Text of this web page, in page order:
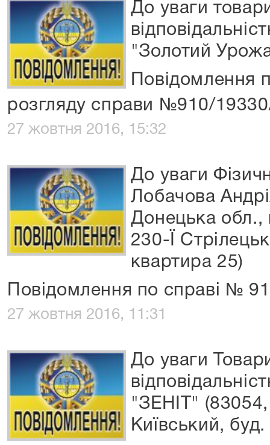
До уваги
"Золотий
Повідомлення
розгляду справи №910/
27 жовтня 2016, 15:32
До уваги
Лобачова
Донецька обл.,
230-Ї
квартира 25)
Повідомлення по справі №
27 жовтня 2016, 11:31
До уваги
"ЗЕНІТ"
Київський, буд.